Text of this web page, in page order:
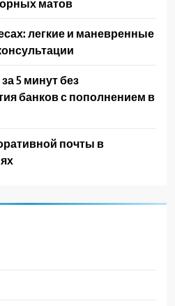
легкие и маневренные
5 минут без
банков с пополнением в
почты в